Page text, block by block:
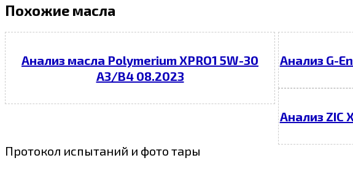
Похожие масла
Анализ масла Polymerium XPRO1 5W-30
A3/B4 08.2023
Анализ G-
Анализ ZIC
Протокол испытаний и фото тары